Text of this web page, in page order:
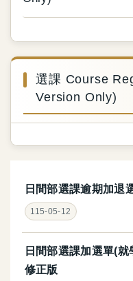
選課 Course
Version Only)
日間部選課逾期加退
115-05-12
日間部選課加選單(
修正版